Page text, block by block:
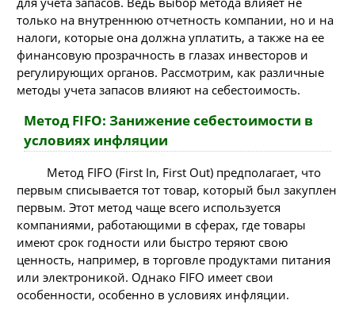
только на внутреннюю отчетность компании, но и на
налоги, которые она должна уплатить, а также на ее
финансовую прозрачность в глазах инвесторов и
регулирующих органов. Рассмотрим, как различные
методы учета запасов влияют на себестоимость.
Метод FIFO: Занижение себестоимости в
условиях инфляции
Метод FIFO (First In, First Out) предполагает, что
первым списывается тот товар, который был закуплен
первым. Этот метод чаще всего используется
компаниями, работающими в сферах, где товары
имеют срок годности или быстро теряют свою
ценность, например, в торговле продуктами питания
или электроникой. Однако FIFO имеет свои
особенности, особенно в условиях инфляции.